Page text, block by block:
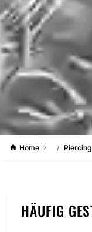
Home Piercing
HÄUFIG